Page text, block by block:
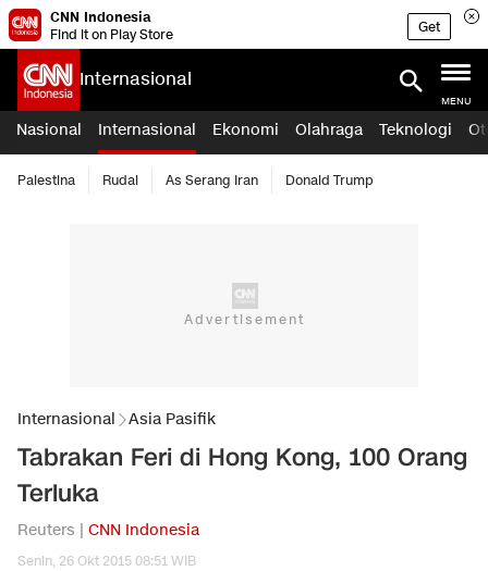
CNN Indonesia
Find it on Play Store
Get
Internasional
MENU
Nasional Internasional Ekonomi Olahraga Teknologi
Palestina Rudal As Serang Iran Donald Trump
Internasional Asia Pasifik
Tabrakan Feri di Hong Kong, 100 Orang
Terluka
Reuters | CNN Indonesia
Senin, 26 Okt 2015 08:51 WIB